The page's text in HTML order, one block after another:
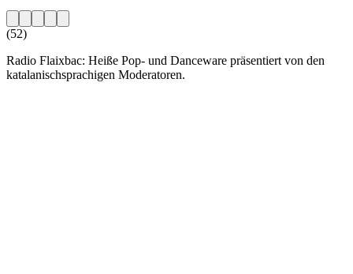
(52)
Radio Flaixbac: Heiße Pop- und Danceware präsentiert von den
katalanischsprachigen Moderatoren.